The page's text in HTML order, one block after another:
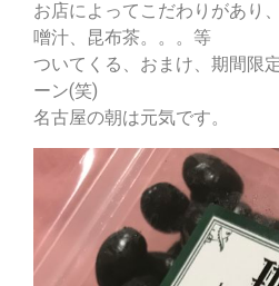
お店によってこだわりがあり
噌汁、昆布茶。。。等
ついてくる、おまけ、期間限
ーン(笑)
名古屋の朝は元気です。